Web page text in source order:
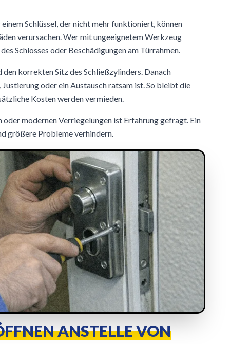
Schlüssel, der nicht mehr funktioniert, können
verursachen. Wer mit ungeeignetem Werkzeug
Schlosses oder Beschädigungen am Türrahmen.
den korrekten Sitz des Schließzylinders. Danach
oder ein Austausch ratsam ist. So bleibt die
Kosten werden vermieden.
modernen Verriegelungen ist Erfahrung gefragt. Ein
größere Probleme verhindern.
ANSTELLE VON